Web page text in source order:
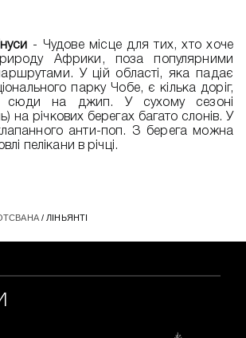
- Чудове місце для тих, хто хоче
Африки, поза популярними
У цій області, яка падає
парку Чобе, є кілька доріг,
сюди на джип. У сухому сезоні
на річкових берегах багато слонів. У
анти-поп. З берега можна
пелікани в річці.
/ ЛІНЬЯНТІ